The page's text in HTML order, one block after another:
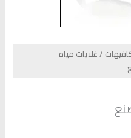
/غلايات مياه